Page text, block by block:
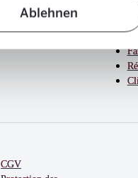
Ablehnen
CGV